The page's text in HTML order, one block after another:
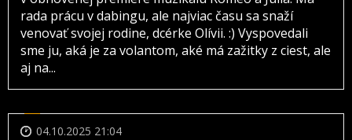
rada prácu v dabingu, ale najviac času sa snaží
venovať svojej rodine, dcérke Olívii. :) Vyspovedali
sme ju, aká je za volantom, aké má zažitky z ciest, ale
aj na...
04.10.2025 21:04